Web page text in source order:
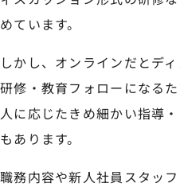
めています。
しかし、オンラインだとデ
研修・教育フォローになる
人に応じたきめ細かい指導
もあります。
職務内容や新人社員スタッ